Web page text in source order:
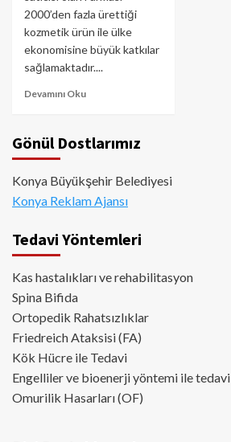
2000’den fazla ürettiği
kozmetik ürün ile ülke
ekonomisine büyük katkılar
sağlamaktadır....
Devamını Oku
Gönül Dostlarımız
Konya Büyükşehir Belediyesi
Konya Reklam Ajansı
Tedavi Yöntemleri
Kas hastalıkları ve rehabilitasyon
Spina Bifida
Ortopedik Rahatsızlıklar
Friedreich Ataksisi (FA)
Kök Hücre ile Tedavi
Engelliler ve bioenerji yöntemi ile tedavi
Omurilik Hasarları (OF)